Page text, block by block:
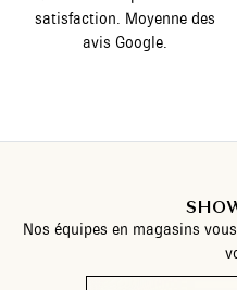
satisfaction. Moyenne des
avis Google.
Nos équipes en magasins